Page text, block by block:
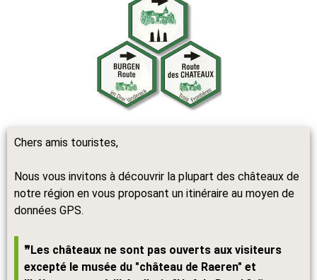
Chers amis touristes,
Nous vous invitons à découvrir la plupart des châteaux de
notre région en vous proposant un itinéraire au moyen de
données GPS.
❞Les châteaux ne sont pas ouverts aux visiteurs
excepté le musée du "château de Raeren" et